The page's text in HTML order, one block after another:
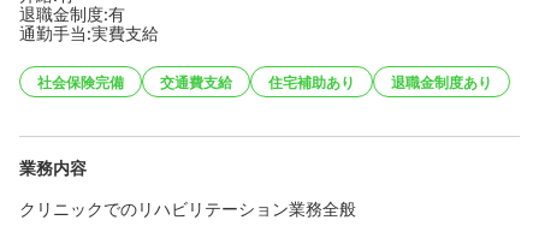
退職金制度:有
通勤手当:実費支給
社会保険完備 交通費支給 住宅補助あり 退職金制度あり
業務内容
クリニックでのリハビリテーション業務全般